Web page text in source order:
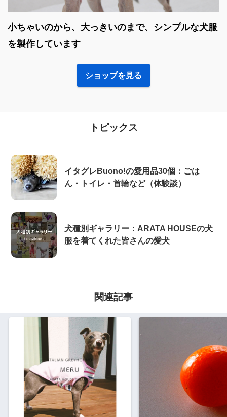
小ちゃいのから、大っきいのまで、シンプルな犬服
を製作しています
ショップを見る
トピックス
イタグレBuono!の愛用品30個：ごは
ん・トイレ・首輪など（体験談）
犬種別ギャラリー：ARATA HOUSEの犬
服を着てくれた皆さんの愛犬
関連記事